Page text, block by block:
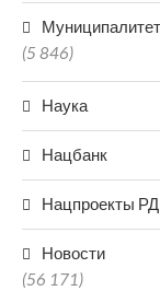
(5 846)
Наука
Нацбанк
Нацпроекты РД
Новости
(56 171)